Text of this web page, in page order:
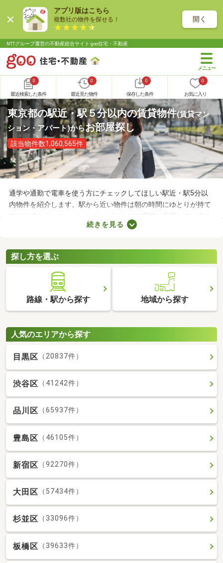
アプリ版はこちら
複数社の物件を探せる！ 開く
NTTグループ運営の不動産総合サイト goo住宅・不動産
0
最近検索した条件
0
最近見た物件
0
保存した条件
0
お気に入り
東京都の駅近・駅５分以内の賃貸物件(賃貸マン
ション・アパート)からお部屋探し
該当物件数1,060,565件
通学や通勤で電車を使う方にチェックしてほしい駅近・駅5分以
内物件を紹介します。駅から近い物件は朝の時間にゆとりが持て
るだけでなく、スーパーやコンビニなどの店舗が充実しているこ
とも魅力。物件数も多いので、間取りや家賃などから自由に選べ
ょう。
続きを見る
探し方を選ぶ
路線・駅から探す 地域から探す
人気のエリアから探す
目黒区 （20837件）
渋谷区 （41242件）
品川区 （65937件）
豊島区 （46105件）
新宿区 （92270件）
大田区 （57434件）
杉並区 （33096件）
板橋区 （39633件）